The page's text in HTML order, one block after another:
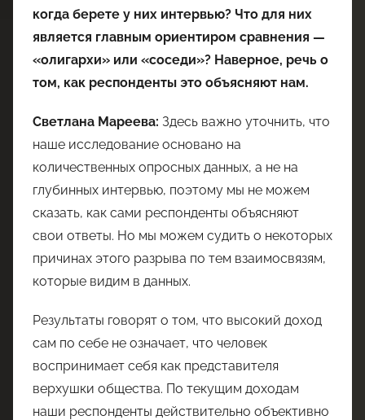
когда берете у них интервью? Что для них
является главным ориентиром сравнения —
«олигархи» или «соседи»? Наверное, речь о
том, как респонденты это объясняют нам.
Светлана Мареева: Здесь важно уточнить, что
наше исследование основано на
количественных опросных данных, а не на
глубинных интервью, поэтому мы не можем
сказать, как сами респонденты объясняют
свои ответы. Но мы можем судить о некоторых
причинах этого разрыва по тем взаимосвязям,
которые видим в данных.
Результаты говорят о том, что высокий доход
сам по себе не означает, что человек
воспринимает себя как представителя
верхушки общества. По текущим доходам
наши респонденты действительно объективно